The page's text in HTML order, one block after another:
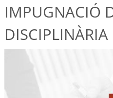
IMPUGNACIÓ
DISCIPLINÀRIA